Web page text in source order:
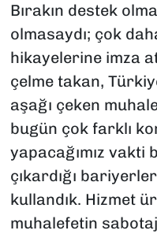
Bırakın destek
olmasaydı; çok
hikayelerine imza
çelme takan,
aşağı çeken
bugün çok farklı
yapacağımız vakti
çıkardığı
kullandık. Hizmet
muhalefetin